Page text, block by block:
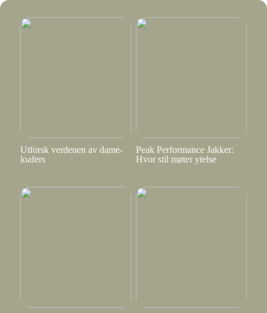
Utforsk verdenen av dame-
loafers
Peak Performance Jakker:
Hvor stil møter ytelse